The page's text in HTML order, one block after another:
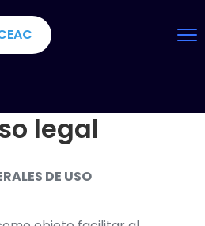
legal
DE USO